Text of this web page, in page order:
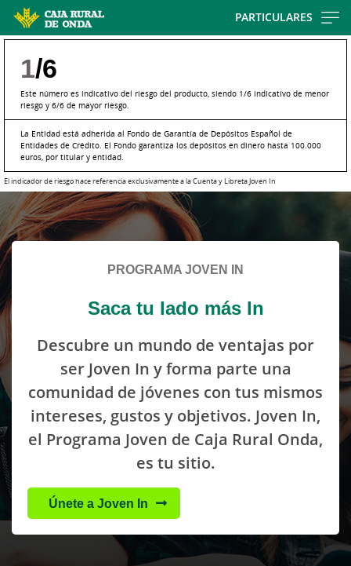
PARTICULARES
1/6
Este número es indicativo del riesgo del producto, siendo 1/6 indicativo de menor
riesgo y 6/6 de mayor riesgo.
La Entidad está adherida al Fondo de Garantía de Depósitos Español de
Entidades de Crédito. El Fondo garantiza los depósitos en dinero hasta 100.000
euros, por titular y entidad.
El indicador de riesgo hace referencia exclusivamente a la Cuenta y Libreta Joven In
Cargando
contenido,
por
PROGRAMA JOVEN IN
Saca tu lado más In
Descubre un mundo de ventajas por
ser Joven In y forma parte una
comunidad de jóvenes con tus mismos
intereses, gustos y objetivos. Joven In,
el Programa Joven de Caja Rural Onda,
es tu sitio.
Únete a Joven In